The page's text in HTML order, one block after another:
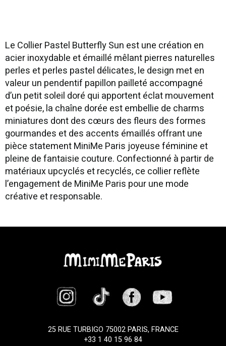
Le Collier Pastel Butterfly Sun est une création en
acier inoxydable et émaillé mêlant pierres naturelles
perles et perles pastel délicates, le design met en
valeur un pendentif papillon pailleté accompagné
d’un petit soleil doré qui apportent éclat mouvement
et poésie, la chaîne dorée est embellie de charms
miniatures dont des cœurs des fleurs des formes
gourmandes et des accents émaillés offrant une
pièce statement MiniMe Paris joyeuse féminine et
pleine de fantaisie couture. Confectionné à partir de
matériaux upcyclés et recyclés, ce collier reflète
l’engagement de MiniMe Paris pour une mode
créative et responsable.
25 RUE TURBIGO 75002 PARIS, FRANCE
+33 1 40 15 96 84